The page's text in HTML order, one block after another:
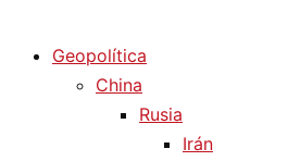
Geopolítica
China
Rusia
Irán